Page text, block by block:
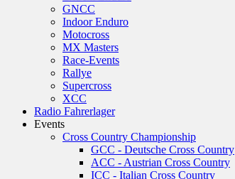
GNCC
Indoor Enduro
Motocross
MX Masters
Race-Events
Rallye
Supercross
XCC
Radio Fahrerlager
Events
Cross Country Championship
GCC - Deutsche Cross Country
ACC - Austrian Cross Country
ICC - Italian Cross Country